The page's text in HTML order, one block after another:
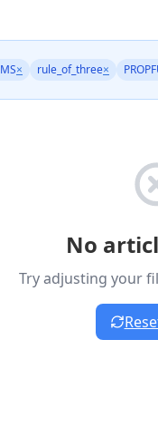
× rule_of_three×
No
Try adjusting your